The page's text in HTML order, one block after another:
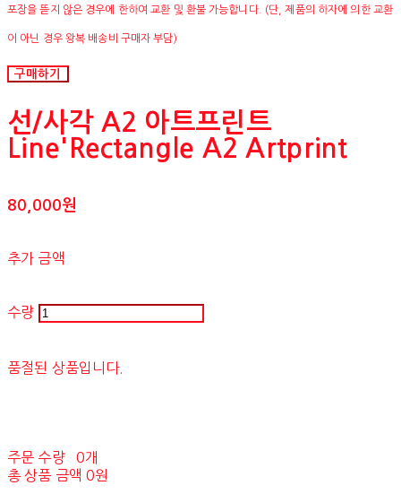
포장을 뜯지 않은 경우에 한하여 교환 및 환불 가능합니다. (단, 제품의 하자에 의한 교환
이 아닌 경우 왕복 배송비 구매자 부담)
구매하기
선/사각 A2 아트프린트
Line'Rectangle A2 Artprint
80,000원
추가 금액
수량
품절된 상품입니다.
주문 수량
0개
총 상품 금액 0원